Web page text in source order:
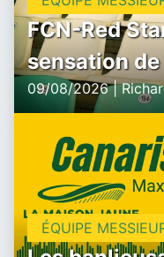
FCN-Red
sensation
09/08/2026 |
ÉQUIPE